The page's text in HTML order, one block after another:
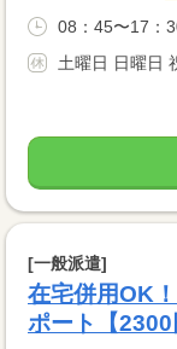
08：45〜17：
土曜日 日曜日
[一般派遣]
在宅併用OK
ポート【2300